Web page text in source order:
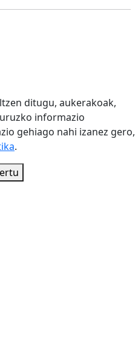
ditugu, aukerakoak,
informazio
gehiago nahi izanez gero,
.